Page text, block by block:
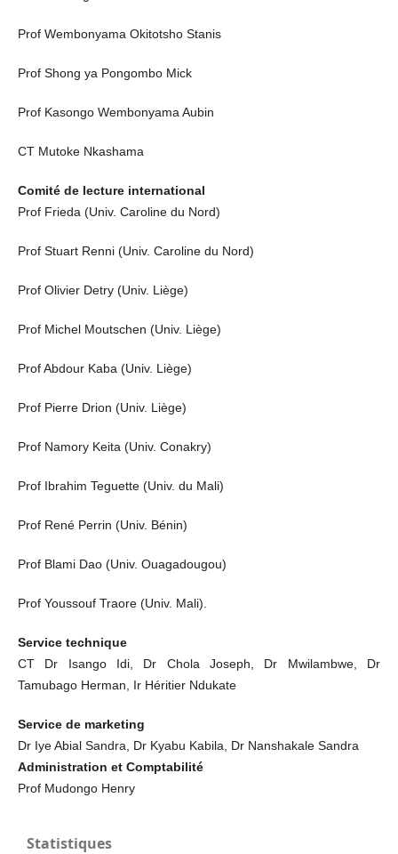
Prof Wembonyama Okitotsho Stanis
Prof Shong ya Pongombo Mick
Prof Kasongo Wembonyama Aubin
CT Mutoke Nkashama
Comité de lecture international
Prof Frieda (Univ. Caroline du Nord)
Prof Stuart Renni (Univ. Caroline du Nord)
Prof Olivier Detry (Univ. Liège)
Prof Michel Moutschen (Univ. Liège)
Prof Abdour Kaba (Univ. Liège)
Prof Pierre Drion (Univ. Liège)
Prof Namory Keita (Univ. Conakry)
Prof Ibrahim Teguette (Univ. du Mali)
Prof René Perrin (Univ. Bénin)
Prof Blami Dao (Univ. Ouagadougou)
Prof Youssouf Traore (Univ. Mali).
Service technique
CT Dr Isango Idi, Dr Chola Joseph, Dr Mwilambwe, Dr
Tamubago Herman, Ir Héritier Ndukate
Service de marketing
Dr Iye Abial Sandra, Dr Kyabu Kabila, Dr Nanshakale Sandra
Administration et Comptabilité
Prof Mudongo Henry
Statistiques